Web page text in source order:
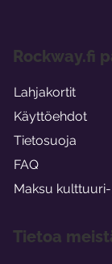
Rockway.fi
Lahjakortit
Käyttöehdot
Tietosuoja
FAQ
Maksu
Tietoa